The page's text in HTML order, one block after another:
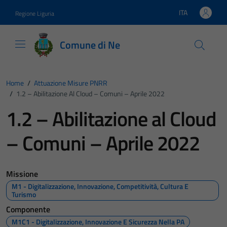
Regione Liguria Lingua attiva:
ITA
Comune di Ne
Home / Attuazione Misure PNRR
/ 1.2 – Abilitazione Al Cloud – Comuni – Aprile 2022
1.2 – Abilitazione al Cloud
– Comuni – Aprile 2022
Missione
M1 - Digitalizzazione, Innovazione, Competitività, Cultura E
Turismo
Componente
M1C1 - Digitalizzazione, Innovazione E Sicurezza Nella PA